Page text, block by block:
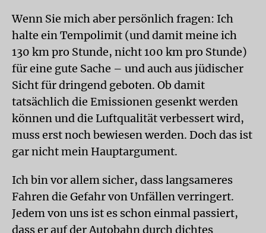
Wenn Sie mich aber persönlich fragen: Ich
halte ein Tempolimit (und damit meine ich
130 km pro Stunde, nicht 100 km pro Stunde)
für eine gute Sache – und auch aus jüdischer
Sicht für dringend geboten. Ob damit
tatsächlich die Emissionen gesenkt werden
können und die Luftqualität verbessert wird,
muss erst noch bewiesen werden. Doch das ist
gar nicht mein Hauptargument.
Ich bin vor allem sicher, dass langsameres
Fahren die Gefahr von Unfällen verringert.
Jedem von uns ist es schon einmal passiert,
dass er auf der Autobahn durch dichtes